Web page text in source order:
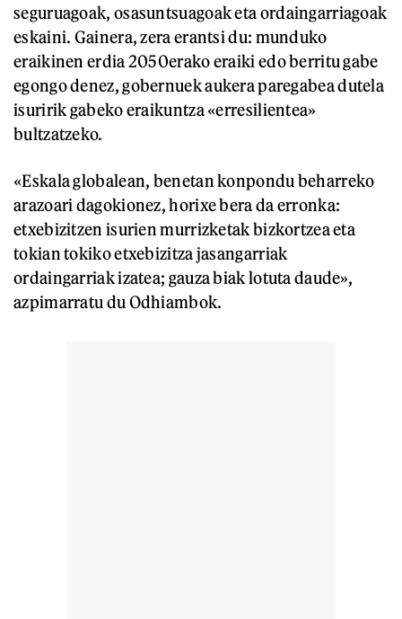
seguruagoak, osasuntsuagoak eta ordaingarriagoak
eskaini. Gainera, zera erantsi du: munduko
eraikinen erdia 2050erako eraiki edo berritu gabe
egongo denez, gobernuek aukera paregabea dutela
isuririk gabeko eraikuntza «erresilientea»
bultzatzeko.
«Eskala globalean, benetan konpondu beharreko
arazoari dagokionez, horixe bera da erronka:
etxebizitzen isurien murrizketak bizkortzea eta
tokian tokiko etxebizitza jasangarriak
ordaingarriak izatea; gauza biak lotuta daude»,
azpimarratu du Odhiambok.